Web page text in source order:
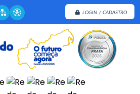
LOGIN / CADASTRO